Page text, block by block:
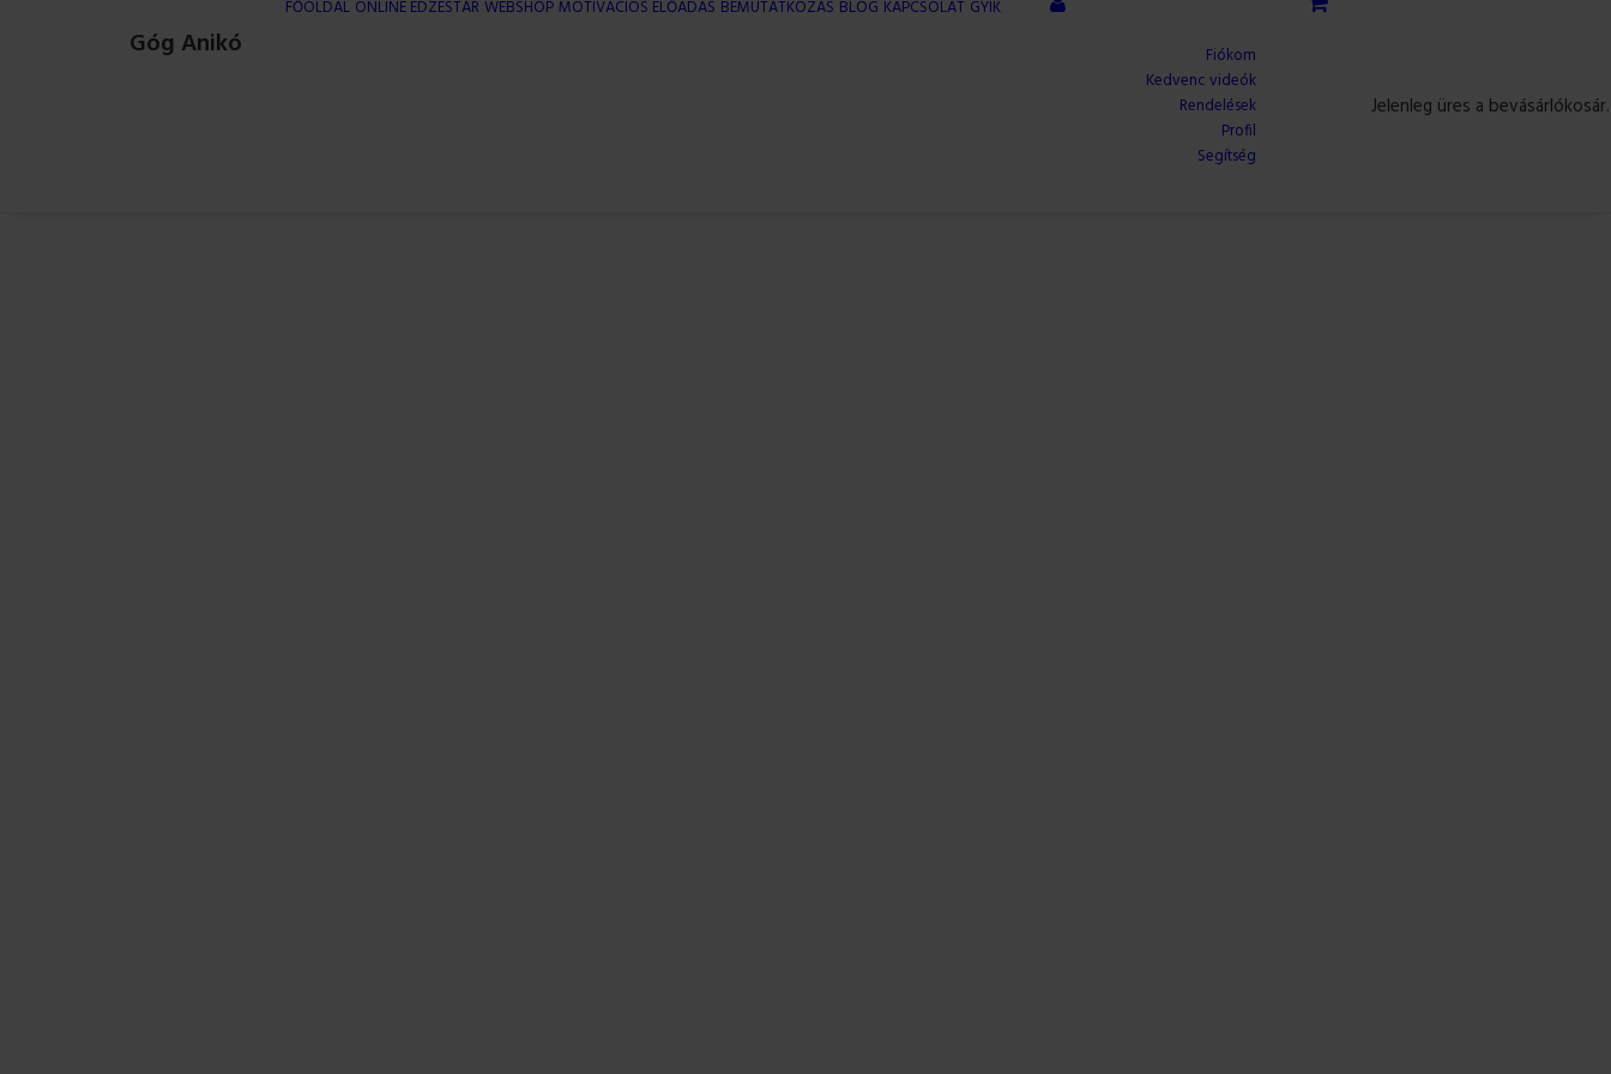
Góg Anikó
FŐOLDAL ONLINE EDZÉSTÁR WEBSHOPMOTIVÁCIÓS ELŐADÁS BEMUTATKOZÁS BLOG KAPCSOLAT GYIK
Fiókom
Kedvenc videók
Rendelések
Profil
Segítség
Jelenleg üres a bevásárlókosár.